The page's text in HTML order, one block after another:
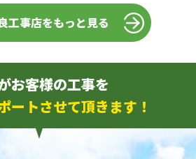
工事店をもっと見る
お客様の工事を
ートさせて頂きます！